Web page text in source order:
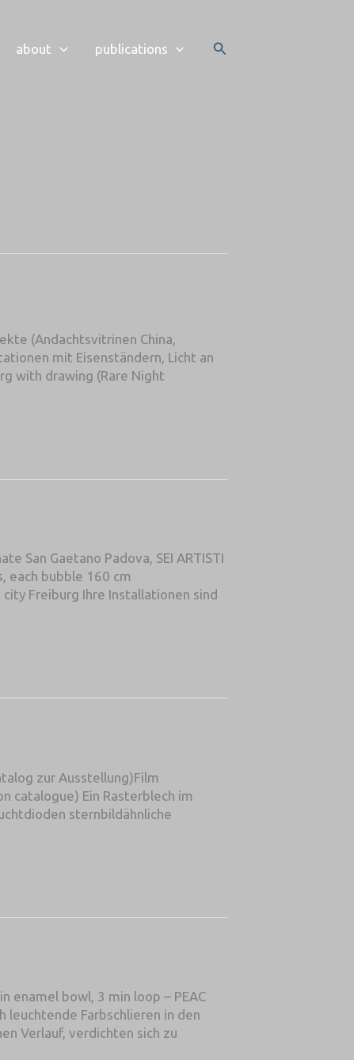
about publications Suchen
(Andachtsvitrinen China,
mit Eisenständern, Licht an
with drawing (Rare Night
San Gaetano Padova, SEI ARTISTI
each bubble 160 cm
Freiburg Ihre Installationen sind
zur Ausstellung)Film
catalogue) Ein Rasterblech im
sternbildähnliche
enamel bowl, 3 min loop – PEAC
leuchtende Farbschlieren in den
Verlauf, verdichten sich zu